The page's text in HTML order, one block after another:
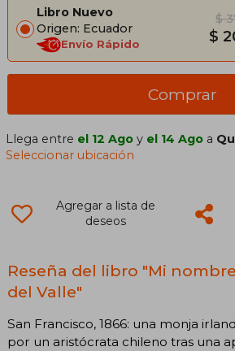
Libro Nuevo
Origen: Ecuador
Envío Rápido
$
$
Comprar
Llega entre el 12 Ago y el 14 Ago a
Seleccionar ubicación
Agregar a lista de
deseos
Reseña del libro "Mi
del Valle"
San Francisco, 1866: una monja
por un aristócrata chileno tras una